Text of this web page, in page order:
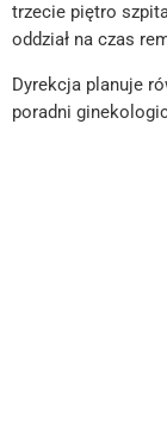
trzecie piętro
oddział na czas
Dyrekcja planuje
poradni